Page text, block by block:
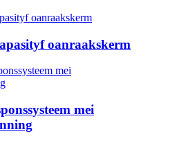
oanraakskerm
mei